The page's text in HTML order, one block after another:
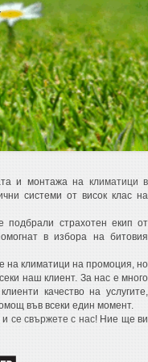
и монтажа на климатици в
системи от висок клас на
страхотен екип от
в избора на битовия
на климатици на промоция, но
наш клиент. За нас е много
качество на услугите,
във всеки един момент.
и се свържете с нас! Ние ще ви